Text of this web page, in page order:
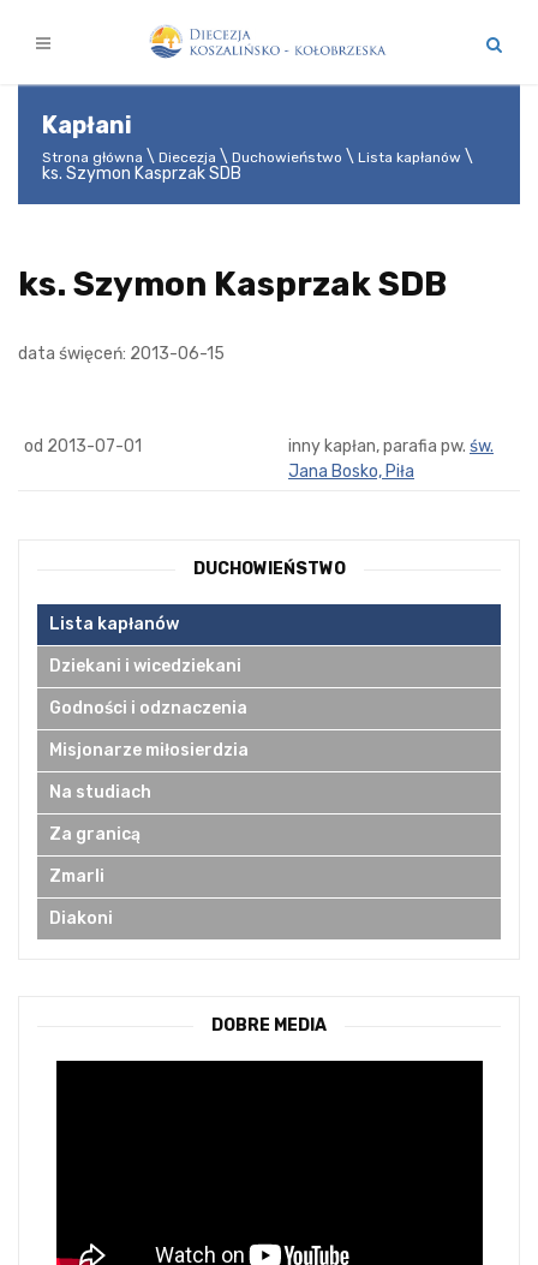
Kapłani
Strona główna Diecezja Duchowieństwo Lista kapłanów
ks. Szymon Kasprzak SDB
ks. Szymon Kasprzak SDB
data święceń: 2013-06-15
od 2013-07-01 inny kapłan, parafia pw. św.
Jana Bosko, Piła
DUCHOWIEŃSTWO
Lista kapłanów
Dziekani i wicedziekani
Godności i odznaczenia
Misjonarze miłosierdzia
Na studiach
Za granicą
Zmarli
Diakoni
DOBRE MEDIA